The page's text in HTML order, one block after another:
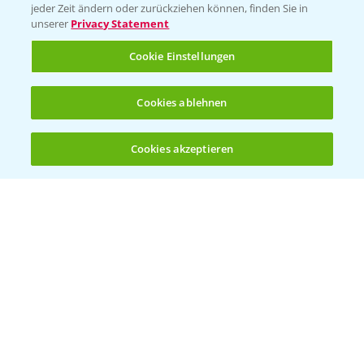
(noch 4)
Sammelstellen und Termine
Kontakt & Notfall
Beratung auf WhatsApp
+49 (0)174 346 564 1
jeder Zeit ändern oder zurückziehen können, finden Sie in
unserer Privacy Statement
Cookie Einstellungen
Cookies ablehnen
Cookies akzeptieren